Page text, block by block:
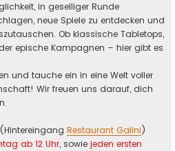
in geselliger Runde
neue Spiele zu entdecken und
Ob klassische Tabletops,
epische Kampagnen – hier gibt es
und tauche ein in eine Welt voller
Wir freuen uns darauf, dich
(Hintereingang Restaurant Galini)
ab 12 Uhr, sowie jeden ersten